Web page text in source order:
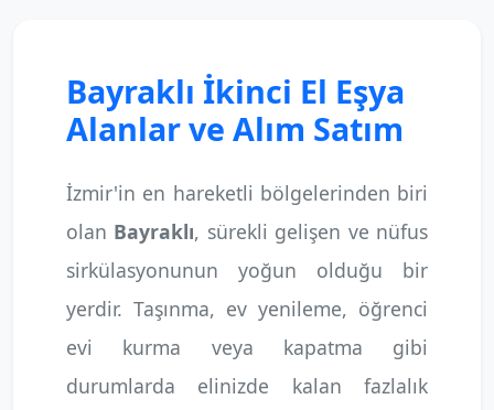
Bayraklı İkinci El Eşya
Alanlar ve Alım Satım
İzmir'in en hareketli bölgelerinden biri
olan Bayraklı, sürekli gelişen ve nüfus
sirkülasyonunun yoğun olduğu bir
yerdir. Taşınma, ev yenileme, öğrenci
evi kurma veya kapatma gibi
durumlarda elinizde kalan fazlalık